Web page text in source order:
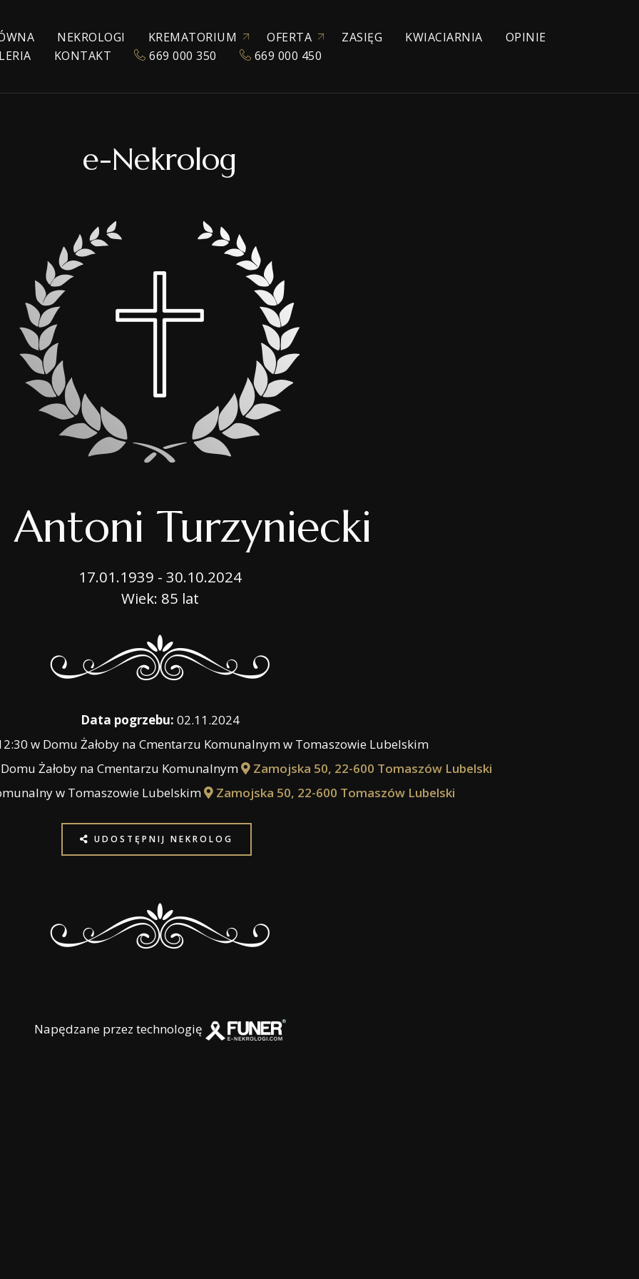
NEKROLOGI KREMATORIUM
KATALOG URN
OFERTA
POGRZEBY WYZNANIOWE
AKCESORIA POGRZEBOWE
SALE POŻEGNAŃ
WŁASNE CHŁODNIE
OPRAWA MUZYCZNA
E-NEKROLOGI
OPIEKA NAD GROBAMI
BIURO MOBILNE
USŁUGI CMENTARNE
PORADNIK
ZASIĘG KWIACIARNIA
OPINIE
KONTAKT 669 000 350 669 000 450
e-Nekrolog
Antoni Turzyniecki
17.01.1939 - 30.10.2024
Wiek: 85 lat
Data pogrzebu: 02.11.2024
w Domu Żałoby na Cmentarzu Komunalnym w Tomaszowie Lubelskim
Żałoby na Cmentarzu Komunalnym
Zamojska 50, 22-600 Tomaszów Lubelski
w Tomaszowie Lubelskim
Zamojska 50, 22-600 Tomaszów Lubelski
UDOSTĘPNIJ NEKROLOG
Napędzane przez technologię